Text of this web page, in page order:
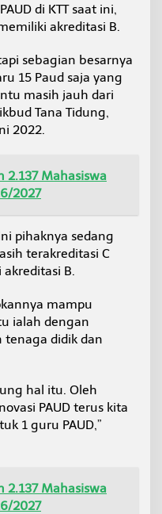
di KTT saat ini,
akreditasi B.
sebagian besarnya
15 Paud saja yang
masih jauh dari
Tana Tidung,
2022.
2.137 Mahasiswa
2027
pihaknya sedang
terakreditasi C
B.
mampu
ialah dengan
tenaga didik dan
hal itu. Oleh
PAUD terus kita
1 guru PAUD,”
2.137 Mahasiswa
2027